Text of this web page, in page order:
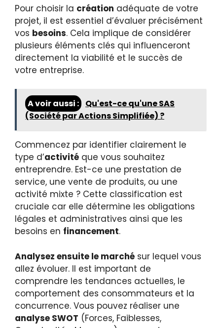
Pour choisir la création adéquate de votre
projet, il est essentiel d’évaluer précisément
vos besoins. Cela implique de considérer
plusieurs éléments clés qui influenceront
directement la viabilité et le succès de
votre entreprise.
A voir aussi :
Qu'est-ce qu'une SAS
(Société par Actions Simplifiée) ?
Commencez par identifier clairement le
type d’activité que vous souhaitez
entreprendre. Est-ce une prestation de
service, une vente de produits, ou une
activité mixte ? Cette classification est
cruciale car elle détermine les obligations
légales et administratives ainsi que les
besoins en financement.
Analysez ensuite le marché sur lequel vous
allez évoluer. Il est important de
comprendre les tendances actuelles, le
comportement des consommateurs et la
concurrence. Vous pouvez réaliser une
analyse SWOT (Forces, Faiblesses,